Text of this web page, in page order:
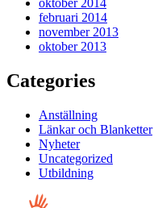
oktober 2014
februari 2014
november 2013
oktober 2013
Categories
Anställning
Länkar och Blanketter
Nyheter
Uncategorized
Utbildning